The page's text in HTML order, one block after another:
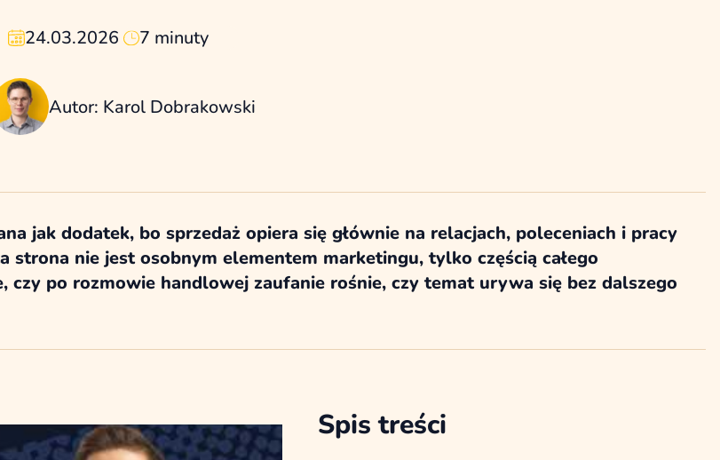
24.03.2026 7 minuty
Autor: Karol Dobrakowski
jak dodatek, bo sprzedaż opiera się głównie na relacjach, poleceniach i pracy
nie jest osobnym elementem marketingu, tylko częścią całego
czy po rozmowie handlowej zaufanie rośnie, czy temat urywa się bez dalszego
Spis treści